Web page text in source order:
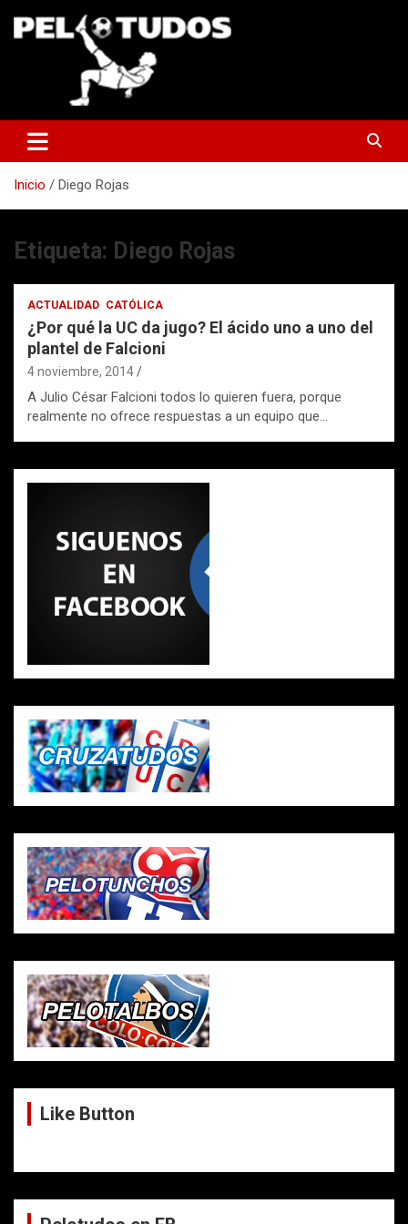
Inicio Diego Rojas
Etiqueta: Diego Rojas
ACTUALIDAD CATÓLICA
¿Por qué la UC da jugo? El ácido uno a uno del
plantel de Falcioni
4 noviembre, 2014
A Julio César Falcioni todos lo quieren fuera, porque
realmente no ofrece respuestas a un equipo que…
Like Button